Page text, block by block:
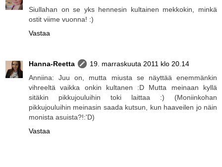
Siullahan on se yks hennesin kultainen mekkokin, minkä
ostit viime vuonna! :)
Vastaa
Hanna-Reetta
19. marraskuuta 2011 klo 20.14
Anniina: Juu on, mutta miusta se näyttää enemmänkin
vihreeltä vaikka onkin kultanen :D Mutta meinaan kyllä
sitäkin pikkujouluihin toki laittaa :) (Moniinkohan
pikkujouluihin meinasin saada kutsun, kun haaveilen jo näin
monista asuista?!:'D)
Vastaa